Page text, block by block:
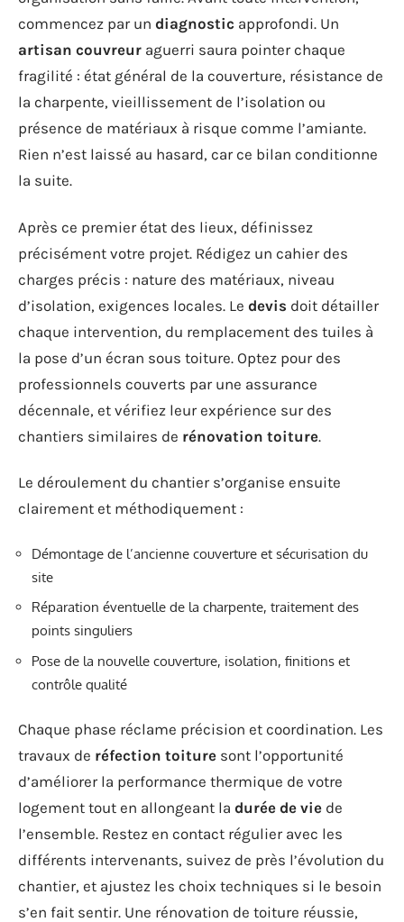
commencez par un diagnostic approfondi. Un
artisan couvreur aguerri saura pointer chaque
fragilité : état général de la couverture, résistance de
la charpente, vieillissement de l’isolation ou
présence de matériaux à risque comme l’amiante.
Rien n’est laissé au hasard, car ce bilan conditionne
la suite.
Après ce premier état des lieux, définissez
précisément votre projet. Rédigez un cahier des
charges précis : nature des matériaux, niveau
d’isolation, exigences locales. Le devis doit détailler
chaque intervention, du remplacement des tuiles à
la pose d’un écran sous toiture. Optez pour des
professionnels couverts par une assurance
décennale, et vérifiez leur expérience sur des
chantiers similaires de rénovation toiture.
Le déroulement du chantier s’organise ensuite
clairement et méthodiquement :
Démontage de l’ancienne couverture et sécurisation du
site
Réparation éventuelle de la charpente, traitement des
points singuliers
Pose de la nouvelle couverture, isolation, finitions et
contrôle qualité
Chaque phase réclame précision et coordination. Les
travaux de réfection toiture sont l’opportunité
d’améliorer la performance thermique de votre
logement tout en allongeant la durée de vie de
l’ensemble. Restez en contact régulier avec les
différents intervenants, suivez de près l’évolution du
chantier, et ajustez les choix techniques si le besoin
s’en fait sentir. Une rénovation de toiture réussie,